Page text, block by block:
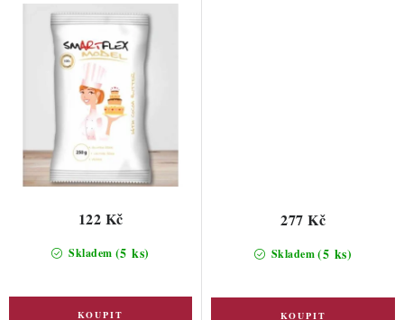
Skladem (5 ks)
122 Kč
Skladem(5 ks)
277 Kč